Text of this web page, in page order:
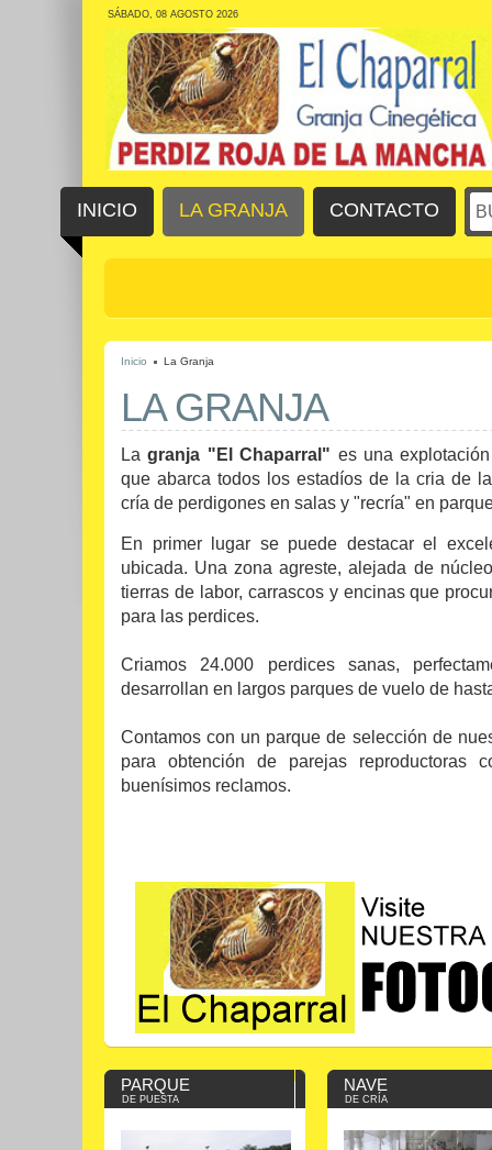
SÁBADO, 08 AGOSTO 2026
INICIO LA GRANJA CONTACTO
Inicio La Granja
LA GRANJA
Lagranja "El Chaparral" es una
que abarca todos los estadíos de la cria de
cría de perdigones en salas y "recría" en
En primer lugar se puede destacar el
ubicada. Una zona agreste, alejada de
tierras de labor, carrascos y encinas que
para las perdices.
Criamos 24.000 perdices sanas,
desarrollan en largos parques de vuelo de
Contamos con un parque de selección de
para obtención de parejas reproductoras
buenísimos reclamos.
PARQUE
DE PUESTA
NAVE
DE CRÍA